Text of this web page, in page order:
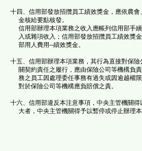
十四、信用部發放招攬員工績效獎金，應依農
金核給要點核發。
信用部辦理本項業務之收入應帳列信用部手
入或雜項收入；信用部發放招攬員工績效獎
部用人費用─績效獎金。
十五、信用部辦理本項業務，其行為直接對保險
關契約責任之履行，應由保險公司等機構負
務之員工因處理委任事務有過失或因逾越權限
對於保險公司等機構應負賠償之責。
十六、信用部違反本注意事項，中央主管機關
大者，中央主管機關得予以暫停或停止辦理本